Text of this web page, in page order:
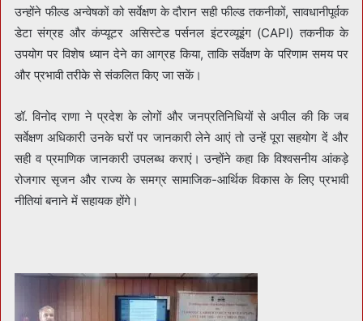
उन्होंने फील्ड अन्वेषकों को सर्वेक्षण के दौरान सही फील्ड तकनीकों, सावधानीपूर्वक
डेटा संग्रह और कंप्यूटर असिस्टेड पर्सनल इंटरव्यूइंग (CAPI) तकनीक के
उपयोग पर विशेष ध्यान देने का आग्रह किया, ताकि सर्वेक्षण के परिणाम समय पर
और प्रभावी तरीके से संकलित किए जा सकें।
डॉ. विनोद राणा ने प्रदेश के लोगों और जनप्रतिनिधियों से अपील की कि जब
सर्वेक्षण अधिकारी उनके घरों पर जानकारी लेने आएं तो उन्हें पूरा सहयोग दें और
सही व प्रमाणिक जानकारी उपलब्ध कराएं। उन्होंने कहा कि विश्वसनीय आंकड़े
रोजगार सृजन और राज्य के समग्र सामाजिक-आर्थिक विकास के लिए प्रभावी
नीतियां बनाने में सहायक होंगे।